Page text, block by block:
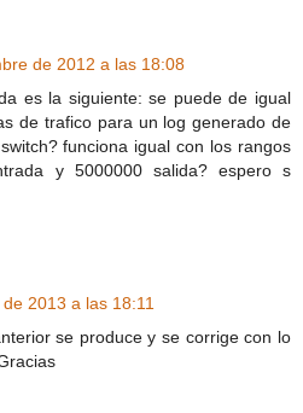
de 2012 a las 18:08
es la siguiente: se puede de igual
de trafico para un log generado de
funciona igual con los rangos
y 5000000 salida? espero s
2013 a las 18:11
se produce y se corrige con lo